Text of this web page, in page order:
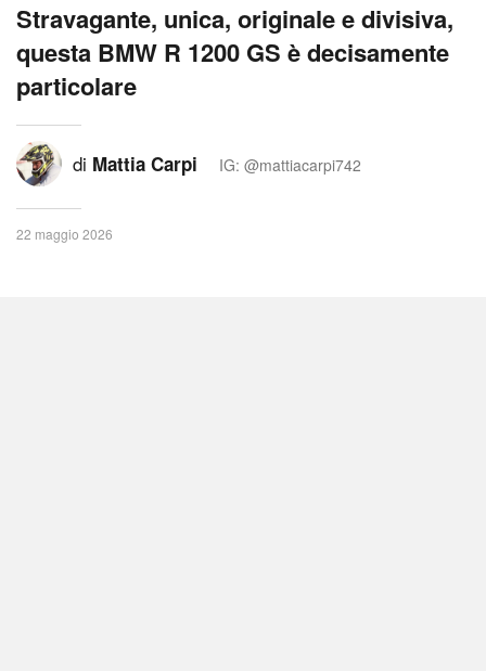
Stravagante, unica, originale e divisiva,
questa BMW R 1200 GS è decisamente
particolare
di Mattia Carpi IG: @mattiacarpi742
22 maggio 2026